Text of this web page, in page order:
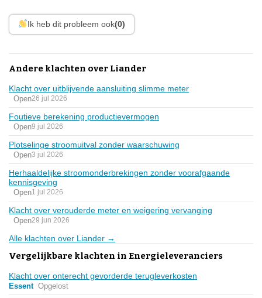
Ik heb dit probleem ook(0)
Andere klachten over Liander
Klacht over uitblijvende aansluiting slimme meter
Open26 jul 2026
Foutieve berekening productievermogen
Open9 jul 2026
Plotselinge stroomuitval zonder waarschuwing
Open3 jul 2026
Herhaaldelijke stroomonderbrekingen zonder voorafgaande
kennisgeving
Open1 jul 2026
Klacht over verouderde meter en weigering vervanging
Open29 jun 2026
Alle klachten over Liander →
Vergelijkbare klachten in Energieleveranciers
Klacht over onterecht gevorderde terugleverkosten
Essent Opgelost